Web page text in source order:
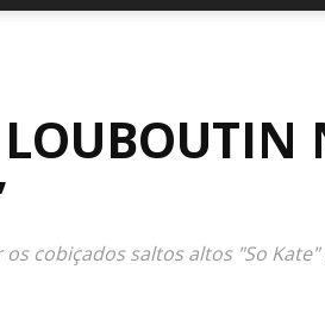
cobiçados saltos altos "So